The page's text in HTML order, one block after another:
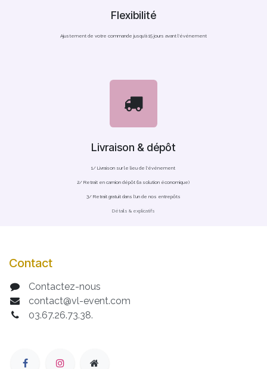
Flexibilité
Ajustement de votre commande jusqu'à 15 jours avant l'événement
Livraison & dépôt
1/ Livraison sur le lieu de l'événement
2/ Retrait en camion dépôt (la solution économique)
3/ Retrait gratuit dans l'un de nos entrepôts
Détails & explicatifs
Contact
Contactez-nous
contact@vl-event.com
03.67.26.73.38.